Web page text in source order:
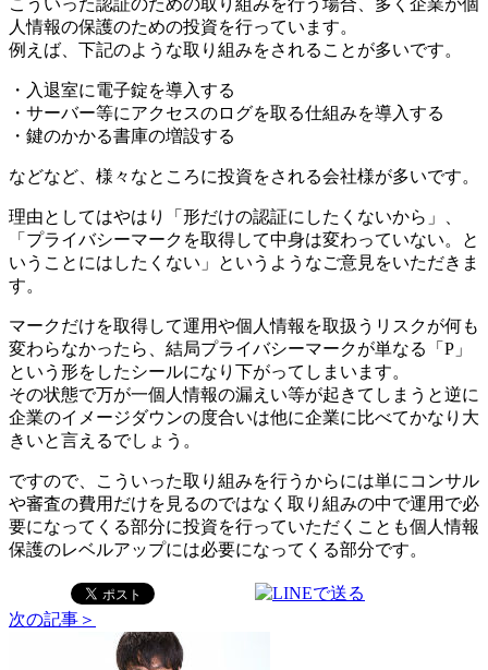
人情報の保護のための投資を行っています。
例えば、下記のような取り組みをされることが多いです。
・入退室に電子錠を導入する
・サーバー等にアクセスのログを取る仕組みを導入する
・鍵のかかる書庫の増設する
などなど、様々なところに投資をされる会社様が多いです。
理由としてはやはり「形だけの認証にしたくないから」、
「プライバシーマークを取得して中身は変わっていない。と
いうことにはしたくない」というようなご意見をいただきま
す。
マークだけを取得して運用や個人情報を取扱うリスクが何も
変わらなかったら、結局プライバシーマークが単なる「P」
という形をしたシールになり下がってしまいます。
その状態で万が一個人情報の漏えい等が起きてしまうと逆に
企業のイメージダウンの度合いは他に企業に比べてかなり大
きいと言えるでしょう。
ですので、こういった取り組みを行うからには単にコンサル
や審査の費用だけを見るのではなく取り組みの中で運用で必
要になってくる部分に投資を行っていただくことも個人情報
保護のレベルアップには必要になってくる部分です。
次の記事＞